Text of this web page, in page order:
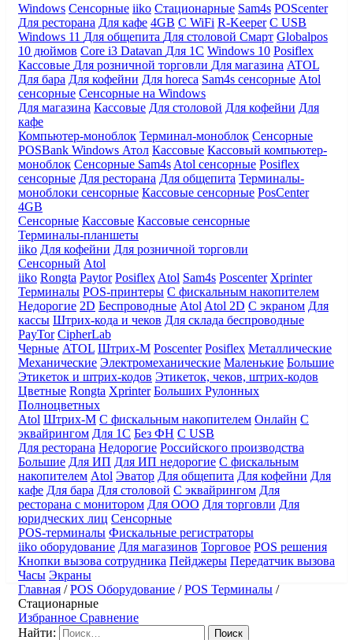
Windows Сенсорные iiko Стационарные Sam4s POScenter
Для ресторана Для кафе 4GB С WiFi R-Keeper С USB
Windows 11 Для общепита Для столовой Смарт Globalpos
10 дюймов Core i3 Datavan Для 1С Windows 10 Posiflex
Кассовые Для розничной торговли Для магазина ATOL
Для бара Для кофейни Для horeca Sam4s сенсорные Atol
сенсорные Сенсорные на Windows
Для магазина Кассовые Для столовой Для кофейни Для
кафе
Компьютер-моноблок Терминал-моноблок Сенсорные
POSBank Windows Атол Кассовые Кассовый компьютер-
моноблок Сенсорные Sam4s Atol сенсорные Posiflex
сенсорные Для ресторана Для общепита Терминалы-
моноблоки сенсорные Кассовые сенсорные PosCenter
4GB
Сенсорные Кассовые Кассовые сенсорные
Терминалы-планшеты
iiko Для кофейни Для розничной торговли
Сенсорный Atol
iiko Rongta Paytor Posiflex Atol Sam4s Poscenter Xprinter
Терминалы POS-принтеры С фискальным накопителем
Недорогие 2D Беспроводные Atol Atol 2D С экраном Для
кассы Штрих-кода и чеков Для склада беспроводные
PayTor CipherLab
Черные ATOL Штрих-М Poscenter Posiflex Металлические
Механические Электромеханические Маленькие Большие
Этикеток и штрих-кодов Этикеток, чеков, штрих-кодов
Цветные Rongta Xprinter Больших Рулонных
Полноцветных
Atol Штрих-М С фискальным накопителем Онлайн С
эквайрингом Для 1С Без ФН С USB
Для ресторана Недорогие Российского производства
Большие Для ИП Для ИП недорогие С фискальным
накопителем Atol Эватор Для общепита Для кофейни Для
кафе Для бара Для столовой С эквайрингом Для
ресторана с монитором Для ООО Для торговли Для
юридческих лиц Сенсорные
POS-терминалы Фискальные регистраторы
iiko оборудование Для магазинов Торговое POS решения
Кнопки вызова сотрудника Пейджеры Передатчик вызова
Часы Экраны
Главная /POS Оборудование /POS Терминалы /
Стационарные
Избранное Сравнение
Найти: